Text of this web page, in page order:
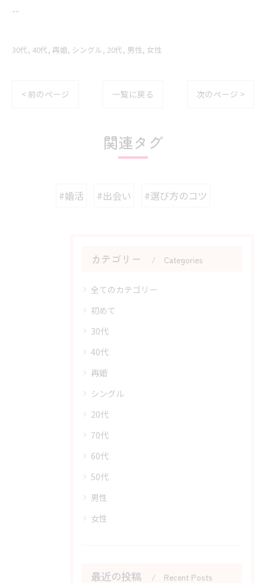
--
30代 40代 再婚 シングル 20代 男性 女性
< 前のページ 一覧に戻る 次のページ >
関連タグ
#婚活 #出会い #選び方のコツ
カテゴリー Categories
全てのカテゴリー
初めて
30代
40代
再婚
シングル
20代
70代
60代
50代
男性
女性
最近の投稿 Recent Posts